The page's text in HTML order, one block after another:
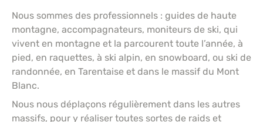
Nous sommes des professionnels : guides de haute
montagne, accompagnateurs, moniteurs de ski, qui
vivent en montagne et la parcourent toute l’année, à
pied, en raquettes, à ski alpin, en snowboard, ou ski de
randonnée, en Tarentaise et dans le massif du Mont
Blanc.
Nous nous déplaçons régulièrement dans les autres
massifs, pour y réaliser toutes sortes de raids et